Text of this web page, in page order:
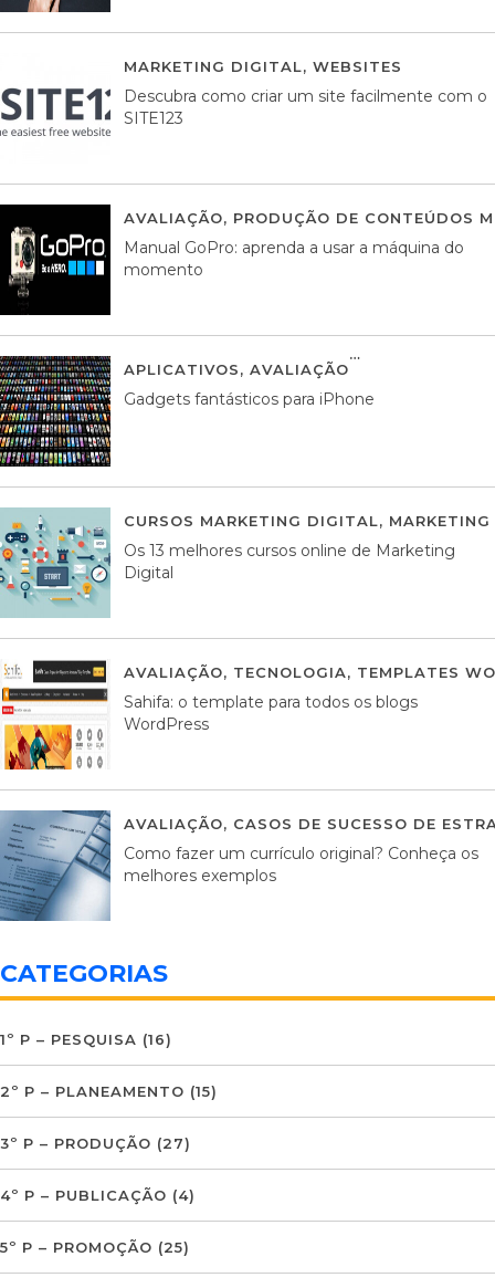
MARKETING DIGITAL, WEBSITES
Descubra como criar um site facilmente com o
SITE123
AVALIAÇÃO, PRODUÇÃO DE CONTEÚDOS
Manual GoPro: aprenda a usar a máquina do
momento
APLICATIVOS, AVALIAÇÃO
Gadgets fantásticos para iPhone
CURSOS MARKETING DIGITAL,
Os 13 melhores cursos online de Marketing
Digital
AVALIAÇÃO, TECNOLOGIA, TEMPLATES
Sahifa: o template para todos os blogs
WordPress
AVALIAÇÃO, CASOS DE SUCESSO DE
Como fazer um currículo original? Conheça os
melhores exemplos
CATEGORIAS
1º P – PESQUISA (16)
2º P – PLANEAMENTO (15)
3º P – PRODUÇÃO (27)
4º P – PUBLICAÇÃO (4)
5º P – PROMOÇÃO (25)